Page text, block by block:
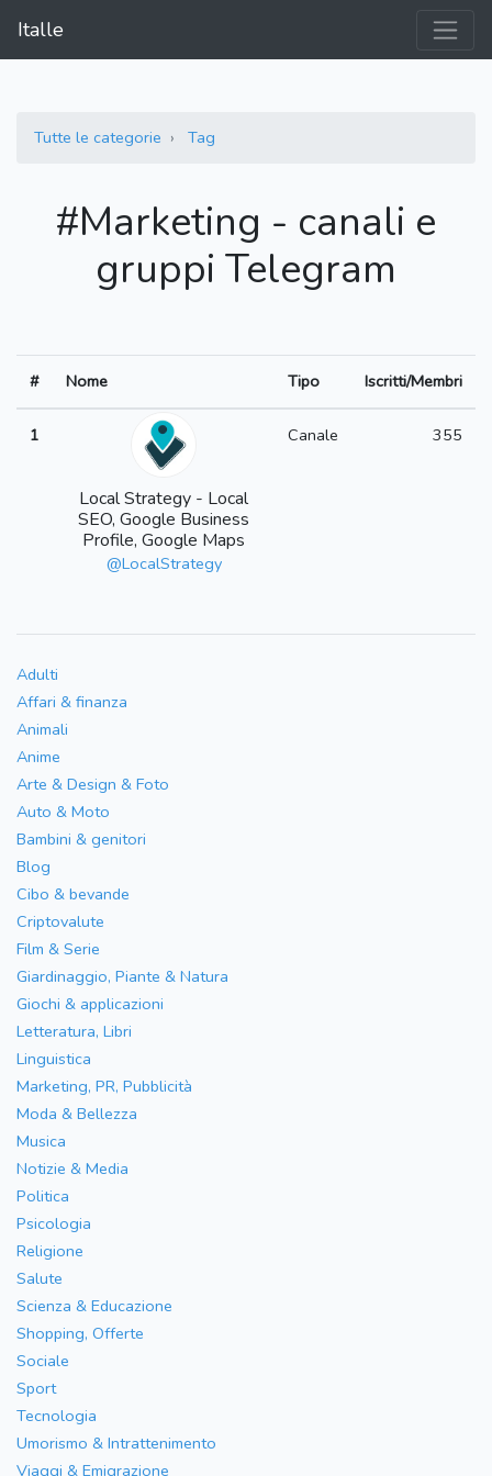
Italle
Tutte le categorie Tag
#Marketing - canali e
gruppi Telegram
# Nome Tipo Iscritti/Membri
1
Local Strategy - Local
SEO, Google Business
Profile, Google Maps
@LocalStrategy
Canale 355
Adulti
Affari & finanza
Animali
Anime
Arte & Design & Foto
Auto & Moto
Bambini & genitori
Blog
Cibo & bevande
Criptovalute
Film & Serie
Giardinaggio, Piante & Natura
Giochi & applicazioni
Letteratura, Libri
Linguistica
Marketing, PR, Pubblicità
Moda & Bellezza
Musica
Notizie & Media
Politica
Psicologia
Religione
Salute
Scienza & Educazione
Shopping, Offerte
Sociale
Sport
Tecnologia
Umorismo & Intrattenimento
Viaggi & Emigrazione